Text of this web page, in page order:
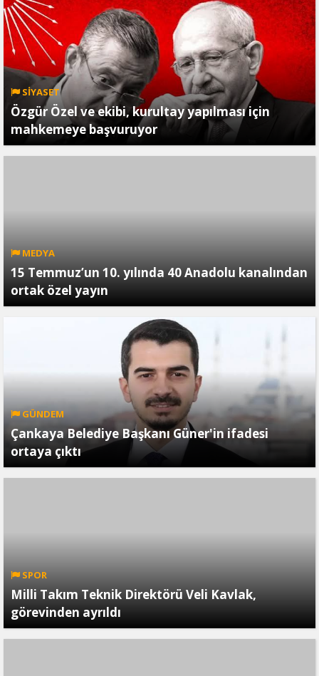
SİYASET
Özgür Özel ve ekibi, kurultay yapılması için
mahkemeye başvuruyor
MEDYA
15 Temmuz’un 10. yılında 40 Anadolu kanalından
ortak özel yayın
GÜNDEM
Çankaya Belediye Başkanı Güner'in ifadesi
ortaya çıktı
SPOR
Milli Takım Teknik Direktörü Veli Kavlak,
görevinden ayrıldı